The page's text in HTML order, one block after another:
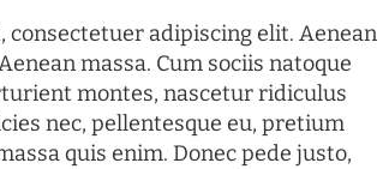
adipiscing elit. Aenean
massa. Cum sociis natoque
montes, nascetur ridiculus
nec, pellentesque eu, pretium
quis enim. Donec pede justo,